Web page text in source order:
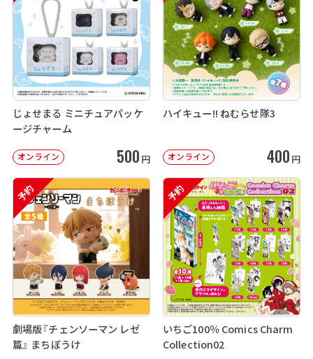
じょせまる ミニチュアパッケ
ージチャーム
オンライン 500 円
ハイキュー!! ねむらせ隊3
オンライン 400 円
予約
劇場版『チェンソーマン レゼ
篇』 まちぼうけ
予約
いちご100％ Comics Charm
Collection02